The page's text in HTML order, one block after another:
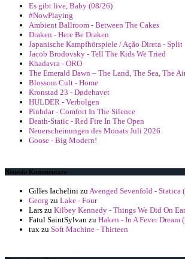
Es gibt live, Baby (08/26)
#NowPlaying
Ambient Ballroom - Between The Cakes
Draken - Here Be Draken
Japanische Kampfhörspiele / Ação Direta - Split
Jacob Brodovsky - Tell The Kids We Tried
Khadavra - ORO
The Emerald Dawn – The Land, The Sea, The
Blossom Cult - Home
Kronstad 23 - Dødehavet
HULDER - Verbolgen
Pinhdar - Comfort In The Silence
Death-Static - Red Fire In The Open
Neuerscheinungen des Monats Juli 2026
Goose - Big Modern!
Neueste Kommentare
Gilles Iachelini zu Avenged Sevenfold - Statica
Georg zu Lake - Four
Lars zu Kilbey Kennedy - Things We Did On
Fatul SaintSylvan zu Haken - In A Fever Dream
tux zu Soft Machine - Thirteen